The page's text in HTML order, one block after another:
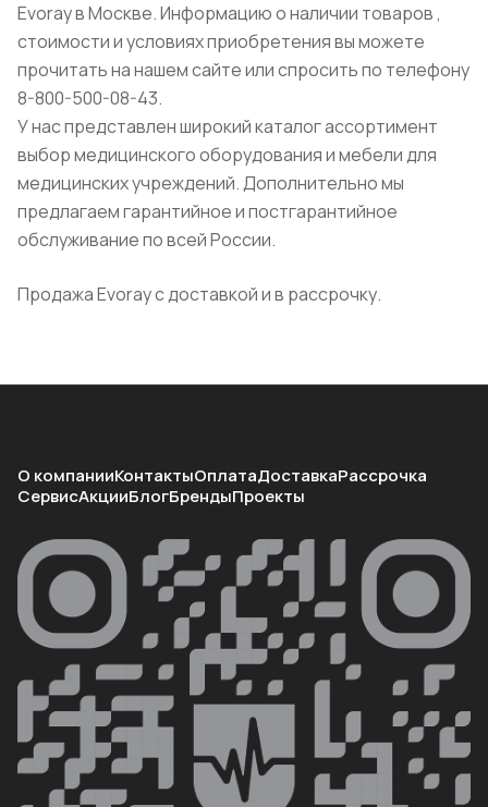
Evoray в Москве. Информацию о наличии товаров ,
стоимости и условиях приобретения вы можете
прочитать на нашем сайте или спросить по телефону
8-800-500-08-43.
У нас представлен широкий каталог ассортимент
выбор медицинского оборудования и мебели для
медицинских учреждений. Дополнительно мы
предлагаем гарантийное и постгарантийное
обслуживание по всей России.
Продажа Evoray с доставкой и в рассрочку.
О компанииКонтактыОплатаДоставкаРассрочка
СервисАкцииБлогБрендыПроекты